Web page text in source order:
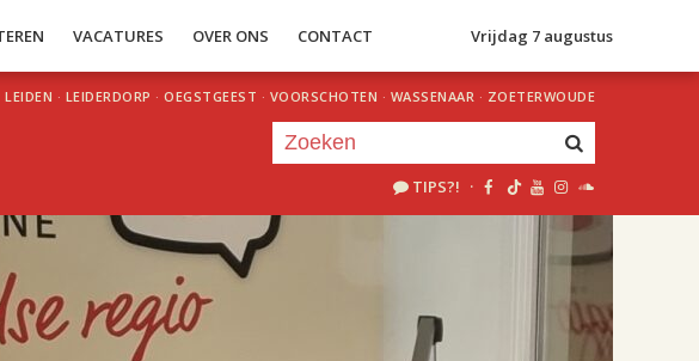
VACATURES OVER ONS CONTACT Vrijdag 7 augustus
LEIDEN · LEIDERDORP · OEGSTGEEST · VOORSCHOTEN · WASSENAAR · ZOETERWOUDE
TIPS?! ·
uur 1 van 2
Volgend uur